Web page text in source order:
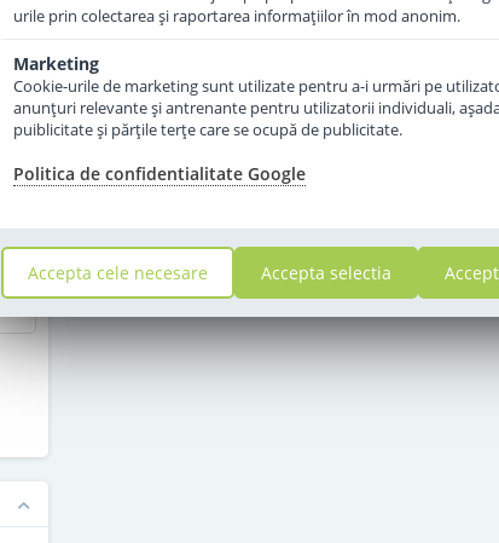
urile prin colectarea şi raportarea informaţiilor în mod anonim.
Marketing
Cookie-urile de marketing sunt utilizate pentru a-i urmări pe
anunţuri relevante şi antrenante pentru utilizatorii individuali,
puiblicitate şi părţile terţe care se ocupă de publicitate.
Politica de confidentialitate Google
Accepta cele necesare Accepta selectia